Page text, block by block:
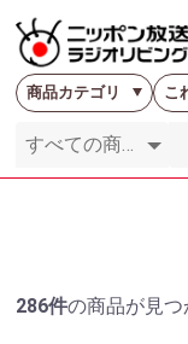
商品カテゴリ こ
286件の商品が見つ